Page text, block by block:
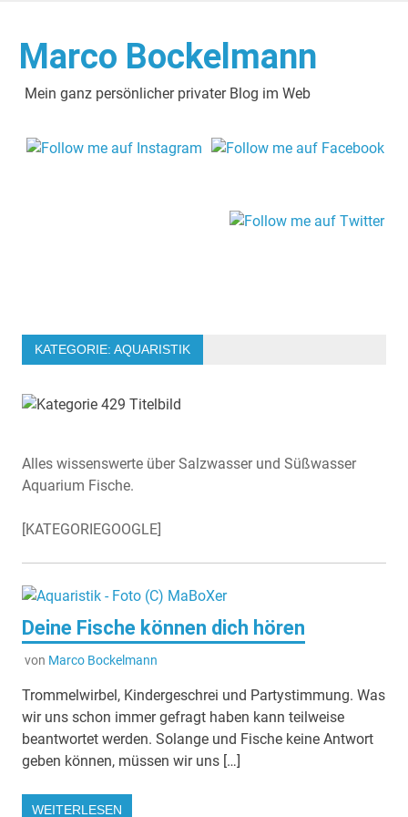
springen
Marco Bockelmann
Mein ganz persönlicher privater Blog im Web
KATEGORIE: AQUARISTIK
Alles wissenswerte über Salzwasser und Süßwasser
Aquarium Fische.
[KATEGORIEGOOGLE]
Deine Fische können dich hören
von Marco Bockelmann
Trommelwirbel, Kindergeschrei und Partystimmung. Was
wir uns schon immer gefragt haben kann teilweise
beantwortet werden. Solange und Fische keine Antwort
geben können, müssen wir uns […]
WEITERLESEN